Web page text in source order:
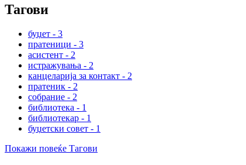
Тагови
буџет - 3
пратеници - 3
асистент - 2
истражувања - 2
канцеларија за контакт - 2
пратеник - 2
собрание - 2
библиотека - 1
библиотекар - 1
буџетски совет - 1
Покажи повеќе Тагови